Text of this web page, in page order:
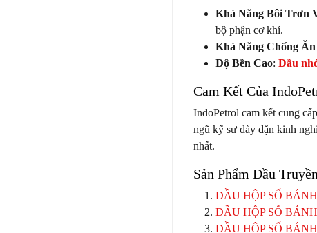
Khả Năng Bôi Trơn
bộ phận cơ khí.
Khả Năng Chống
Độ Bền Cao: Dầu
Cam Kết Của
IndoPetrol cam kết cung
ngũ kỹ sư dày dặn kinh
nhất.
Sản Phẩm Dầu
DẦU HỘP SỐ
DẦU HỘP SỐ
DẦU HỘP SỐ